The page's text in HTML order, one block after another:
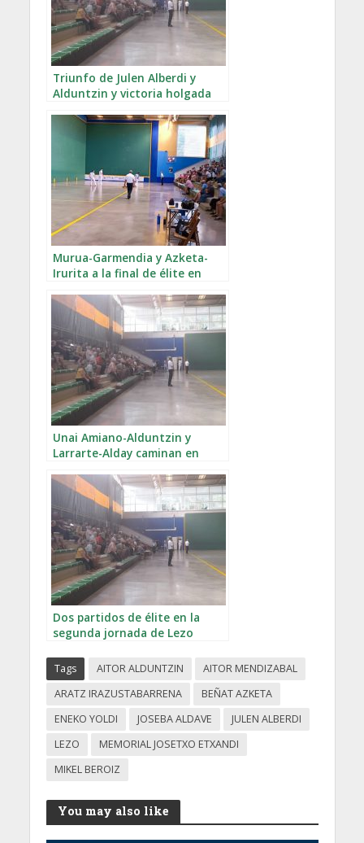
Triunfo de Julen Alberdi y
Alduntzin y victoria holgada
Lezo
Murua-Garmendia y Azketa-
Irurita a la final de élite en
Unai Amiano-Alduntzin y
Larrarte-Alday caminan en
Dos partidos de élite en la
segunda jornada de Lezo
Tags AITOR ALDUNTZIN
AITOR MENDIZABAL
ARATZ IRAZUSTABARRENA
BEÑAT AZKETA
ENEKO YOLDI
JOSEBA ALDAVE
JULEN ALBERDI
LEZO
MEMORIAL JOSETXO ETXANDI
MIKEL BEROIZ
You may also like